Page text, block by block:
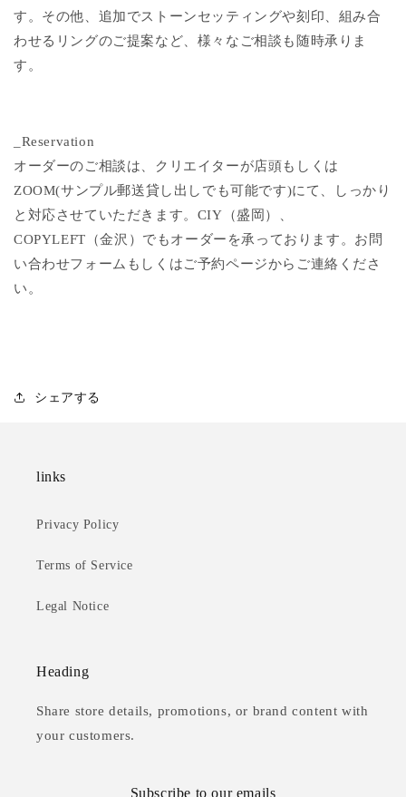
す。その他、追加でストーンセッティングや刻印、組み合
わせるリングのご提案など、様々なご相談も随時承りま
す。
_Reservation
オーダーのご相談は、クリエイターが店頭もしくは
ZOOM(サンプル郵送貸し出しでも可能です)にて、しっかり
と対応させていただきます。CIY（盛岡）、
COPYLEFT（金沢）でもオーダーを承っております。お問
い合わせフォームもしくはご予約ページからご連絡くださ
い。
シェアする
links
Privacy Policy
Terms of Service
Legal Notice
Heading
Share store details, promotions, or brand content with
your customers.
Subscribe to our emails